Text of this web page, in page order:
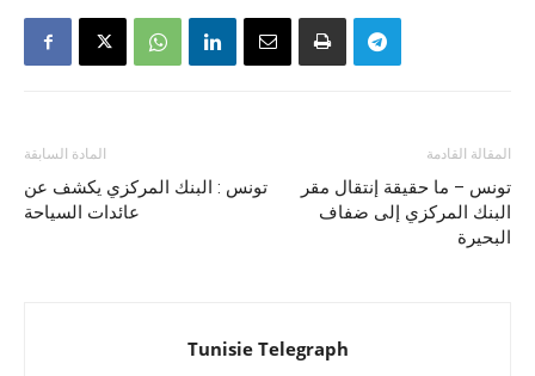
المادة السابقة
تونس : البنك المركزي يكشف عن
عائدات السياحة
المقالة القادمة
تونس – ما حقيقة إنتقال مقر
البنك المركزي إلى ضفاف
البحيرة
Tunisie Telegraph